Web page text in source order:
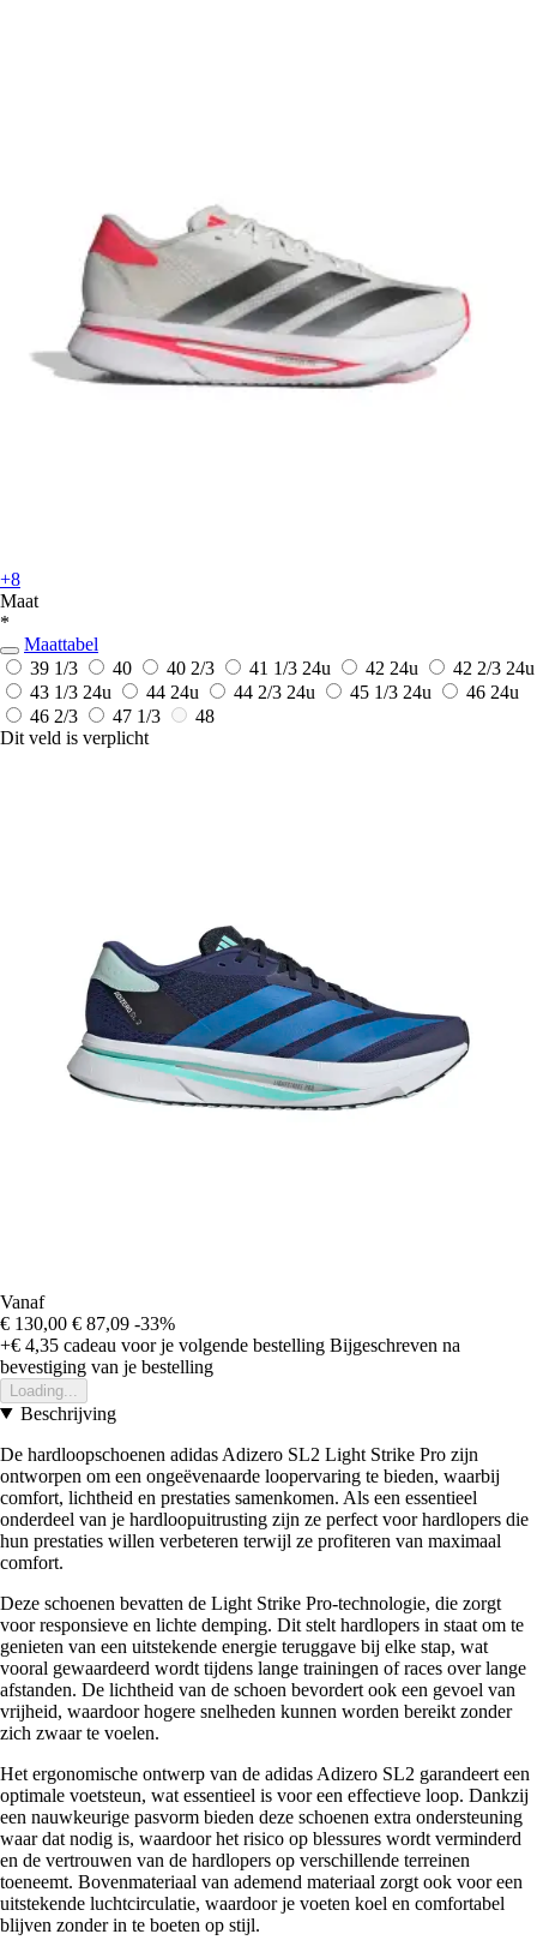
+8
Maat
*
Maattabel
39 1/3
40 40 2/3 41 1/3 24u 42 24u 42 2/3 24u
43 1/3 24u 44 24u 44 2/3 24u 45 1/3 24u 46 24u
46 2/3
47 1/3
48
Dit veld is verplicht
Vanaf
€ 130,00 € 87,09 -33%
+€ 4,35 cadeau voor je volgende bestelling Bijgeschreven na
bevestiging van je bestelling
Loading...
Beschrijving
De hardloopschoenen adidas Adizero SL2 Light Strike Pro zijn
ontworpen om een ongeëvenaarde loopervaring te bieden, waarbij
comfort, lichtheid en prestaties samenkomen. Als een essentieel
onderdeel van je hardloopuitrusting zijn ze perfect voor hardlopers die
hun prestaties willen verbeteren terwijl ze profiteren van maximaal
comfort.
Deze schoenen bevatten de Light Strike Pro-technologie, die zorgt
voor responsieve en lichte demping. Dit stelt hardlopers in staat om te
genieten van een uitstekende energie teruggave bij elke stap, wat
vooral gewaardeerd wordt tijdens lange trainingen of races over lange
afstanden. De lichtheid van de schoen bevordert ook een gevoel van
vrijheid, waardoor hogere snelheden kunnen worden bereikt zonder
zich zwaar te voelen.
Het ergonomische ontwerp van de adidas Adizero SL2 garandeert een
optimale voetsteun, wat essentieel is voor een effectieve loop. Dankzij
een nauwkeurige pasvorm bieden deze schoenen extra ondersteuning
waar dat nodig is, waardoor het risico op blessures wordt verminderd
en de vertrouwen van de hardlopers op verschillende terreinen
toeneemt. Bovenmateriaal van ademend materiaal zorgt ook voor een
uitstekende luchtcirculatie, waardoor je voeten koel en comfortabel
blijven zonder in te boeten op stijl.